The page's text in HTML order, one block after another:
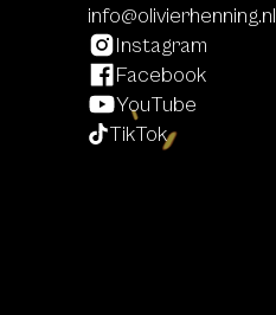
info@olivierhenning.nl
Instagram
Facebook
YouTube
TikTok